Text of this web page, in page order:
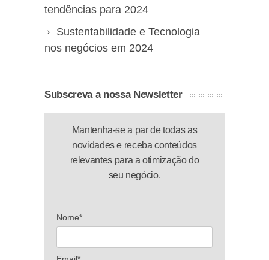
tendências para 2024
Sustentabilidade e Tecnologia
nos negócios em 2024
Subscreva a nossa Newsletter
Mantenha-se a par de todas as
novidades e receba conteúdos
relevantes para a otimização do
seu negócio.
Nome*